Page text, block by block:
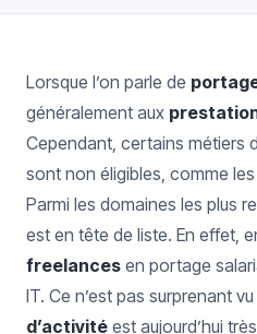
Lorsque l’on parle de
généralement aux
Cependant, certains métiers
sont non éligibles, comme les
Parmi les domaines les plus
est en tête de liste. En effet,
freelances en portage
IT. Ce n’est pas surprenant
d’activité est aujourd’hui